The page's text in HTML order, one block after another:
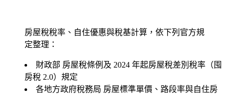
房屋稅稅率、自住優惠與稅基計算，依下列官方規
定整理：
財政部 房屋稅條例及 2024 年起房屋稅差別稅率（囤
房稅 2.0）規定
各地方政府稅務局 房屋標準單價、路段率與自住房